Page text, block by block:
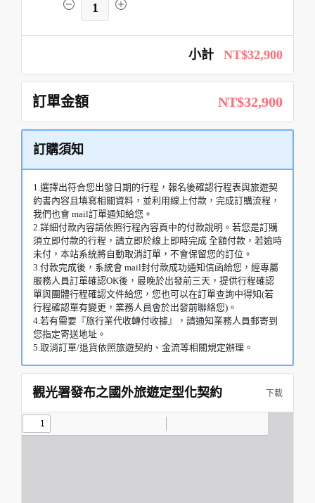
1
小計 NT$32,900
訂單金額 NT$32,900
訂購須知
1.選擇出符合您出發日期的行程，報名後確認行程表與旅遊契
約書內容且填寫相關資料，並利用線上付款，完成訂購流程，
我們也會 mail訂單通知給您。
2.詳細付款內容請依照行程內容頁中的付款說明。若您是訂購
須立即付款的行程，請立即於線上即時完成 全額付款，若逾時
未付，本站系統將自動取消訂單，不會保留您的訂位。
3.付款完成後，系統會 mail封付款成功通知信函給您，經專屬
服務人員訂單確認OK後，最晚於出發前三天，提供行程確認
單與團體行程確認文件給您，您也可以在訂單查詢中得知(若
行程確認單有變更，業務人員會於出發前聯絡您)。
4.若有需要『旅行業代收轉付收據』，請通知業務人員郵寄到
您指定寄送地址。
5.取消訂單/退貨依照旅遊契約、金流等相關規定辦理。
觀光署發布之國外旅遊定型化契約 下載